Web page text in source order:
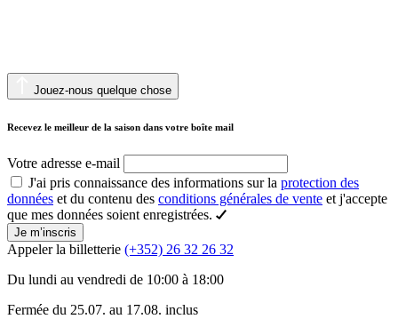
Jouez-nous quelque chose
Recevez le meilleur de la saison dans votre boîte mail
Votre adresse e-mail
J'ai pris connaissance des informations sur la protection des
données et du contenu des conditions générales de vente et j'accepte
que mes données soient enregistrées.
Je m’inscris
Appeler la billetterie (+352) 26 32 26 32
Du lundi au vendredi de 10:00 à 18:00
Fermée du 25.07. au 17.08. inclus